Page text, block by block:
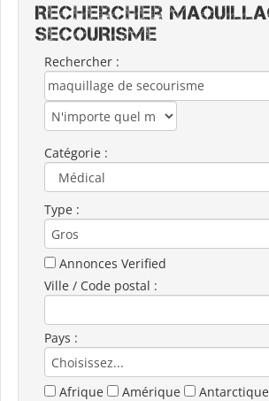
Rechercher
SECOURISME
Rechercher :
Catégorie :
Type :
Annonces Verified
Ville / Code postal :
Pays :
Afrique Amérique Antarctique